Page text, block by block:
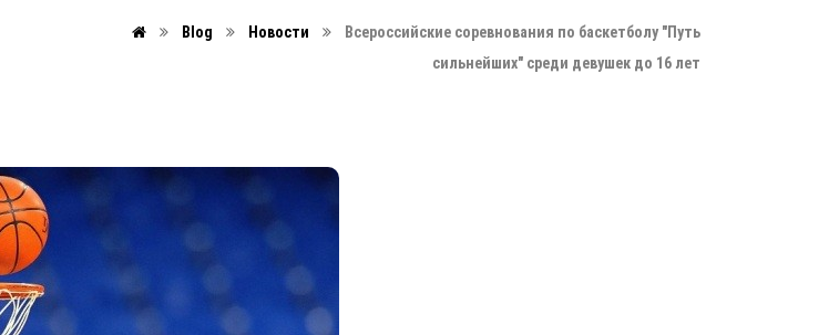
Blog Новости
Всероссийские соревнования по баскетболу "Путь
сильнейших" среди девушек до 16 лет